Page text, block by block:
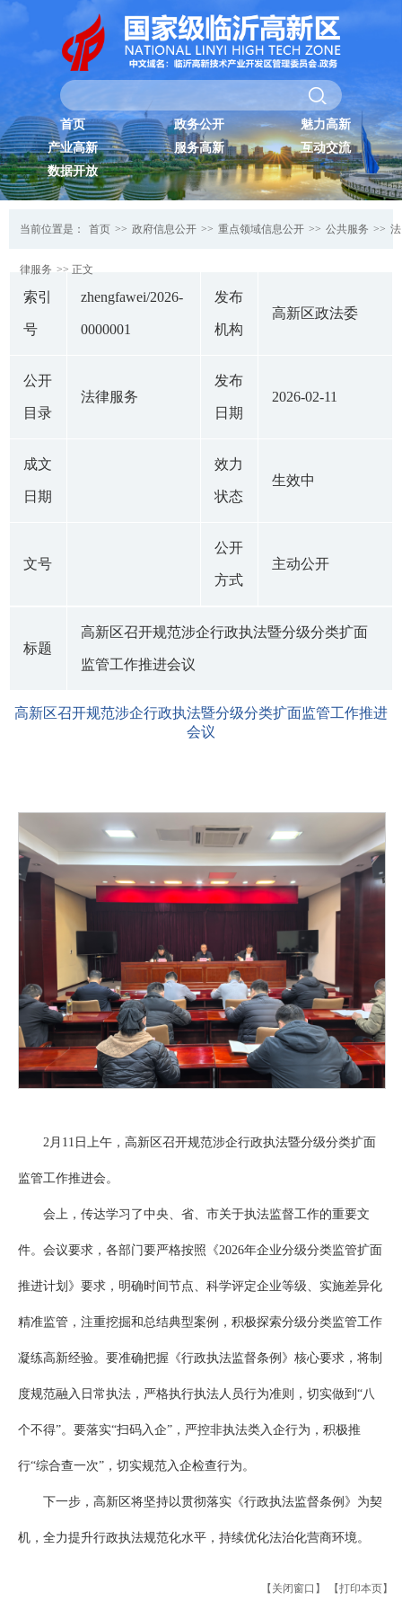
首页 政务公开
魅力高新
产业高新
服务高新
互动交流
数据开放
当前位置是： 首页 >> 政府信息公开 >> 重点领域信息公开 >> 公共服务 >> 法
律服务 >> 正文
索引
号
zhengfawei/2026-
0000001
发布
机构
高新区政法委
公开
目录
法律服务
发布
日期
2026-02-11
成文
日期
效力
状态
生效中
文号
公开
方式
主动公开
标题
高新区召开规范涉企行政执法暨分级分类扩面
监管工作推进会议
高新区召开规范涉企行政执法暨分级分类扩面监管工作推进
会议
2月11日上午，高新区召开规范涉企行政执法暨分级分类扩面
监管工作推进会。
会上，传达学习了中央、省、市关于执法监督工作的重要文
件。会议要求，各部门要严格按照《2026年企业分级分类监管扩面
推进计划》要求，明确时间节点、科学评定企业等级、实施差异化
精准监管，注重挖掘和总结典型案例，积极探索分级分类监管工作
凝练高新经验。要准确把握《行政执法监督条例》核心要求，将制
度规范融入日常执法，严格执行执法人员行为准则，切实做到“八
个不得”。要落实“扫码入企”，严控非执法类入企行为，积极推
行“综合查一次”，切实规范入企检查行为。
下一步，高新区将坚持以贯彻落实《行政执法监督条例》为契
机，全力提升行政执法规范化水平，持续优化法治化营商环境。
【关闭窗口】 【打印本页】